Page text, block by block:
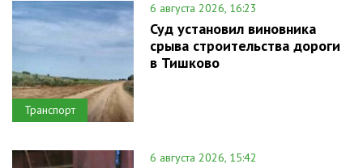
Транспорт
6 августа 2026, 16:23
Суд установил виновника
срыва строительства дороги
в Тишково
6 августа 2026, 15:42